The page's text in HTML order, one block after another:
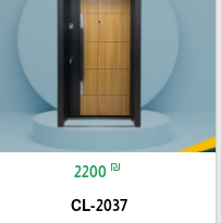
2200 ₪
CL-2037